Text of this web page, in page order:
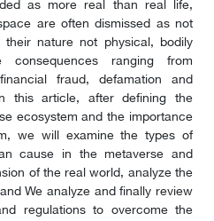
are often dismissed as not
nature not physical, bodily
ranging from
fraud, defamation and
this article, after defining the
ecosystem and the importance
we will examine the types of
cause in the metaverse and
of the real world, analyze the
We analyze and finally review
regulations to overcome the